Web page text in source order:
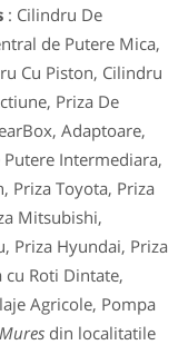
: Cilindru De
de Putere Mica,
Cu Piston, Cilindru
Priza De
Adaptoare,
Putere Intermediara,
Priza Toyota, Priza
Mitsubishi,
Priza Hyundai, Priza
Roti Dintate,
Agricole, Pompa
din localitatile